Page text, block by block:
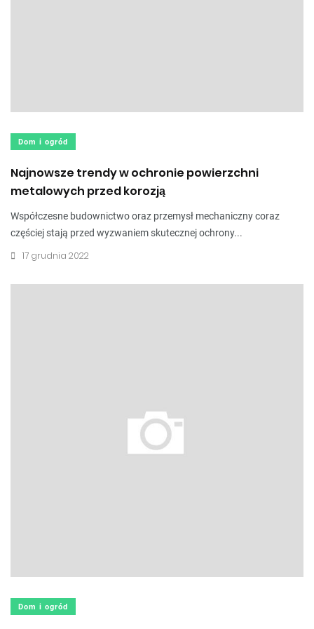
Dom i ogród
Najnowsze trendy w ochronie powierzchni
metalowych przed korozją
Współczesne budownictwo oraz przemysł mechaniczny coraz
częściej stają przed wyzwaniem skutecznej ochrony...
17 grudnia 2022
Dom i ogród